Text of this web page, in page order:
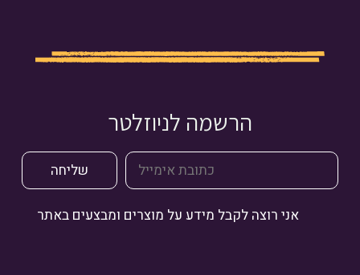
הרשמה לניוזלטר
אני רוצה לקבל מידע על מוצרים ומבצעים באתר